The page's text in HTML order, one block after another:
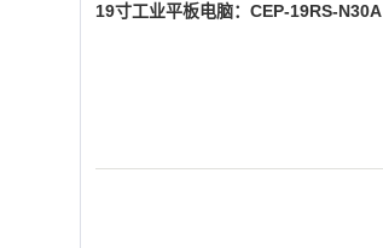
19寸工业平板电脑：CEP-19RS-N30A